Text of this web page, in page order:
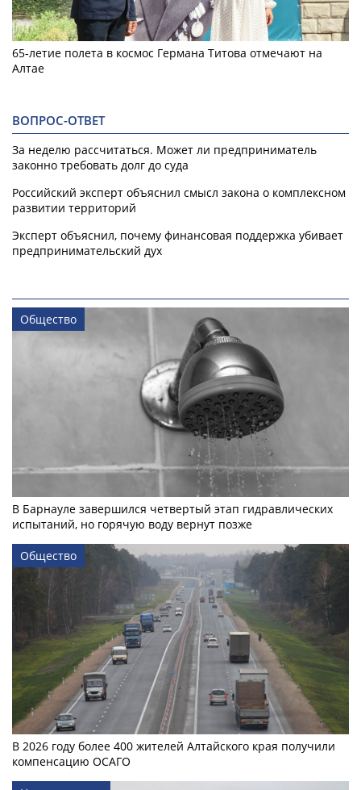
65-летие полета в космос Германа Титова отмечают на
Алтае
ВОПРОС-ОТВЕТ
За неделю рассчитаться. Может ли предприниматель
законно требовать долг до суда
Российский эксперт объяснил смысл закона о комплексном
развитии территорий
Эксперт объяснил, почему финансовая поддержка убивает
предпринимательский дух
Общество
В Барнауле завершился четвертый этап гидравлических
испытаний, но горячую воду вернут позже
Общество
В 2026 году более 400 жителей Алтайского края получили
компенсацию ОСАГО